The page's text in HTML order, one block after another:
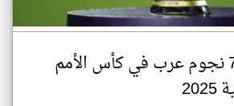
أفضل 7 نجوم عرب في كأس الأمم